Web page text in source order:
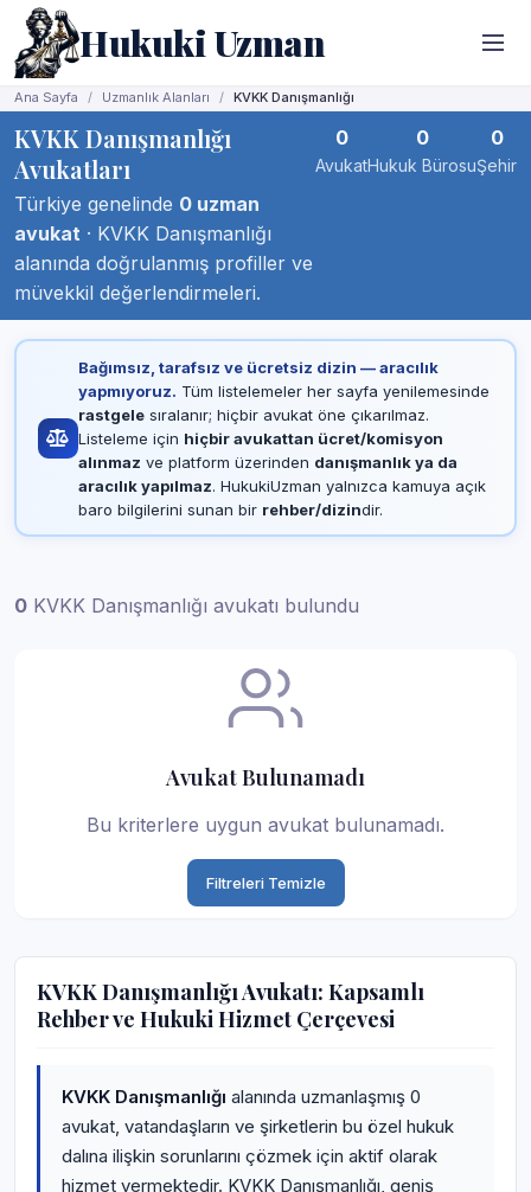
Hukuki Uzman
Ana Sayfa Uzmanlık Alanları KVKK Danışmanlığı
KVKK Danışmanlığı
Avukatları
Türkiye genelinde 0 uzman
avukat · KVKK Danışmanlığı
alanında doğrulanmış profiller ve
müvekkil değerlendirmeleri.
0
Avukat
0
Hukuk Bürosu
0
Şehir
Bağımsız, tarafsız ve ücretsiz dizin — aracılık
yapmıyoruz. Tüm listelemeler her sayfa yenilemesinde
rastgelesıralanır; hiçbir avukat öne çıkarılmaz.
Listeleme için hiçbir avukattan ücret/komisyon
alınmaz ve platform üzerinden danışmanlık ya da
aracılık yapılmaz. HukukiUzman yalnızca kamuya açık
baro bilgilerini sunan bir rehber/dizindir.
0 KVKK Danışmanlığı avukatı bulundu
Avukat Bulunamadı
Bu kriterlere uygun avukat bulunamadı.
Filtreleri Temizle
KVKK Danışmanlığı Avukatı: Kapsamlı
Rehber ve Hukuki Hizmet Çerçevesi
KVKK Danışmanlığı alanında uzmanlaşmış 0
avukat, vatandaşların ve şirketlerin bu özel hukuk
dalına ilişkin sorunlarını çözmek için aktif olarak
hizmet vermektedir. KVKK Danışmanlığı, geniş